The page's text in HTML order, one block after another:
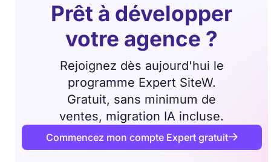
Prêt à développer
votre agence ?
Rejoignez dès aujourd'hui le
programme Expert SiteW.
Gratuit, sans minimum de
ventes, migration IA incluse.

Commencez mon compte Expert gratuit